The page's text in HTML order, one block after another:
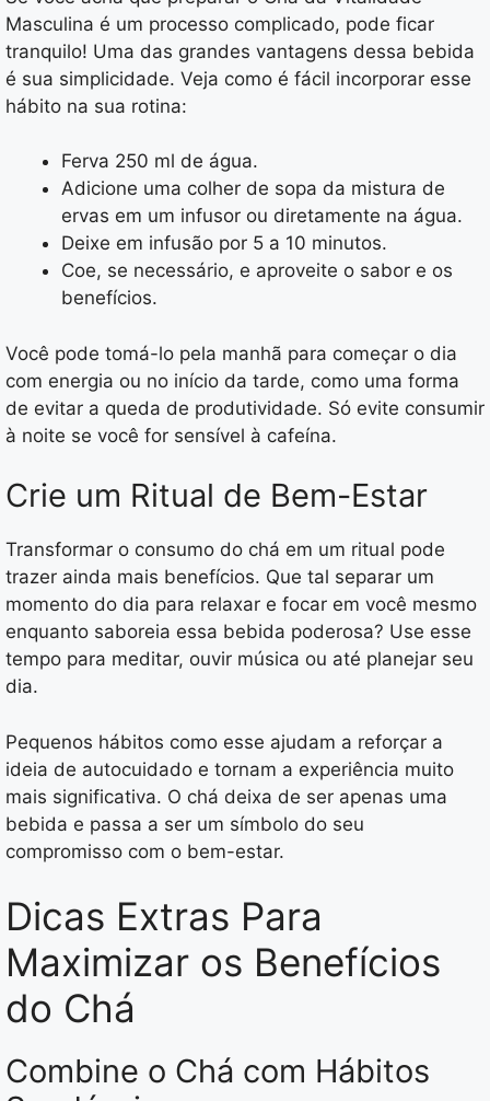
Masculina é um processo complicado, pode ficar
tranquilo! Uma das grandes vantagens dessa bebida
é sua simplicidade. Veja como é fácil incorporar esse
hábito na sua rotina:
Ferva 250 ml de água.
Adicione uma colher de sopa da mistura de
ervas em um infusor ou diretamente na água.
Deixe em infusão por 5 a 10 minutos.
Coe, se necessário, e aproveite o sabor e os
benefícios.
Você pode tomá-lo pela manhã para começar o dia
com energia ou no início da tarde, como uma forma
de evitar a queda de produtividade. Só evite consumir
à noite se você for sensível à cafeína.
Crie um Ritual de Bem-Estar
Transformar o consumo do chá em um ritual pode
trazer ainda mais benefícios. Que tal separar um
momento do dia para relaxar e focar em você mesmo
enquanto saboreia essa bebida poderosa? Use esse
tempo para meditar, ouvir música ou até planejar seu
dia.
Pequenos hábitos como esse ajudam a reforçar a
ideia de autocuidado e tornam a experiência muito
mais significativa. O chá deixa de ser apenas uma
bebida e passa a ser um símbolo do seu
compromisso com o bem-estar.
Dicas Extras Para
Maximizar os Benefícios
do Chá
Combine o Chá com Hábitos